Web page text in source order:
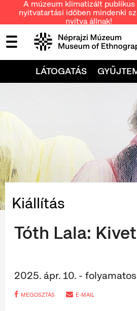
A múzeum klimatizált
nyitvatartási időben mindenki
nyitva állnak!
LÁTOGATÁS
Kiállítás
Tóth Lala:
2025. ápr. 10. -
MEGOSZTÁS E-MAIL